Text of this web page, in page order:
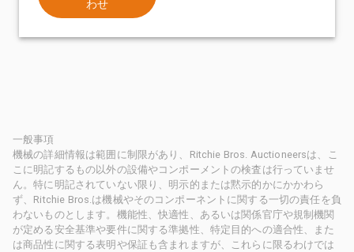
わせ
一般事項
機械の詳細情報は範囲に制限があり、Ritchie Bros. Auctioneersは、こ
こに明記するもの以外の設備やコンポーメントの検査は行っていませ
ん。特に明記されていない限り、明示的または黙示的かにかかわら
ず、Ritchie Bros.は機械やそのコンポーネントに関する一切の責任を負
わないものとします。機能性、快適性、あるいは関係官庁や規制機関
が定める安全基準や要件に関する準拠性、特定目的への適合性、また
は商品性に関する表明や保証も含まれますが、これらに限るわけでは